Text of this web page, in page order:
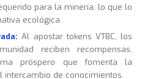
para la minería, lo que lo
ecológica.
Al apostar tokens VTBC, los
reciben recompensas,
próspero que fomenta la
intercambio de conocimientos.